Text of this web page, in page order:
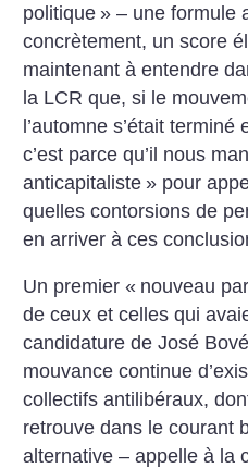
politique » – une formule
concrètement, un score
maintenant à entendre
la LCR que, si le
l’automne s’était
c’est parce qu’il nous
anticapitaliste » pour
quelles contorsions de
en arriver à ces
Un premier « nouveau
de ceux et celles qui
candidature de José
mouvance continue
collectifs antilibéraux,
retrouve dans le courant
alternative – appelle à la